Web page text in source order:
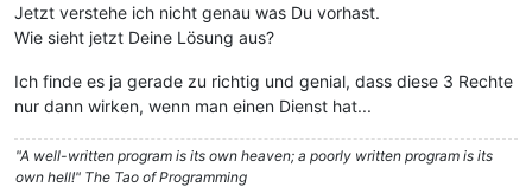
Jetzt verstehe ich nicht genau was Du vorhast.
Wie sieht jetzt Deine Lösung aus?
Ich finde es ja gerade zu richtig und genial, dass diese 3 Rechte
nur dann wirken, wenn man einen Dienst hat...
"A well-written program is its own heaven; a poorly written program is its
own hell!" The Tao of Programming